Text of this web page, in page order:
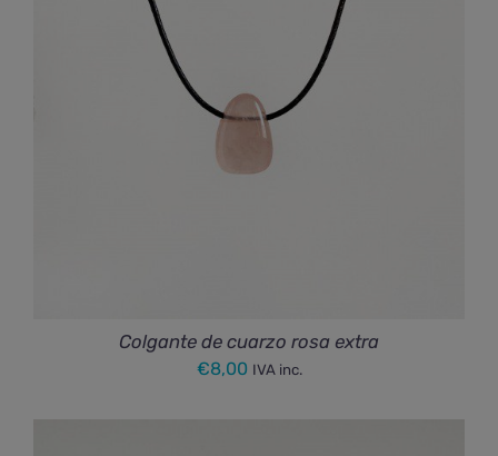
Colgante de cuarzo rosa extra
€8,00 IVA inc.